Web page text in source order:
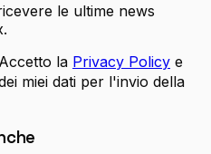
le ultime news
Accetto la Privacy Policy e
miei dati per l'invio della